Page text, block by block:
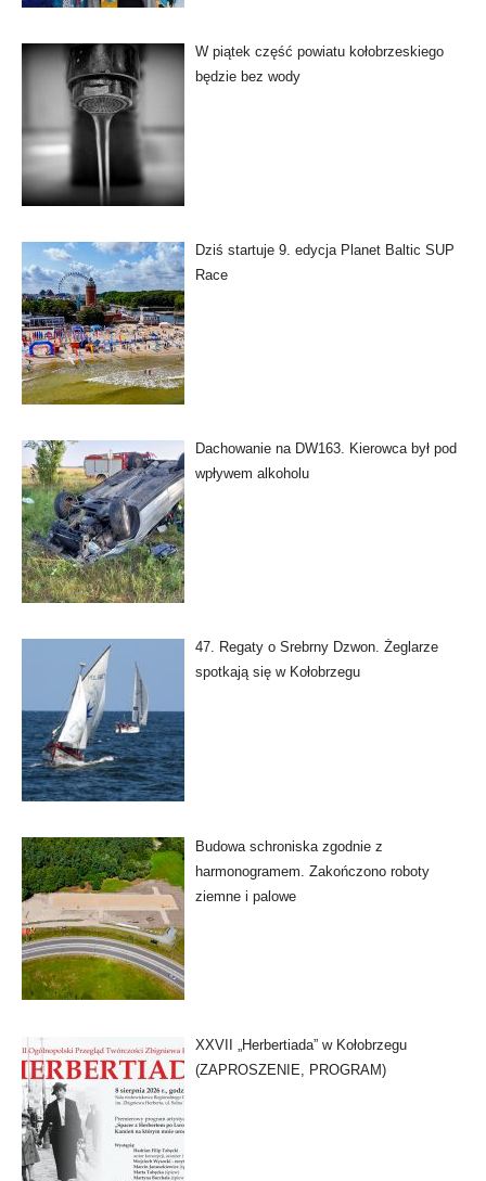
W piątek część powiatu kołobrzeskiego
będzie bez wody
Dziś startuje 9. edycja Planet Baltic SUP
Race
Dachowanie na DW163. Kierowca był pod
wpływem alkoholu
47. Regaty o Srebrny Dzwon. Żeglarze
spotkają się w Kołobrzegu
Budowa schroniska zgodnie z
harmonogramem. Zakończono roboty
ziemne i palowe
XXVII „Herbertiada” w Kołobrzegu
(ZAPROSZENIE, PROGRAM)